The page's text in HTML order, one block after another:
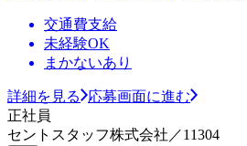
交通費支給
未経験OK
まかないあり
詳細を見る
応募画面に進む
正社員
セントスタッフ株式会社／11304